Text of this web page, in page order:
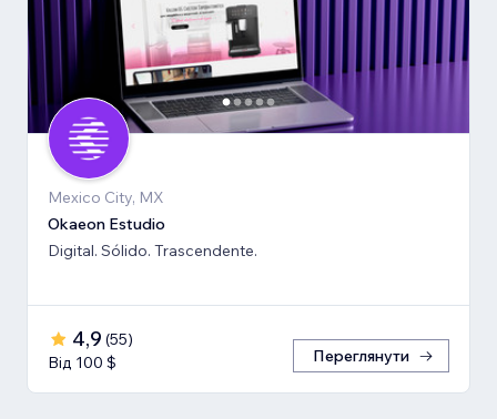
Mexico City, MX
Okaeon Estudio
Digital. Sólido. Trascendente.
4,9 (55)
Від 100 $
Переглянути